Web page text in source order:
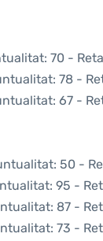
70 -
78 -
67 -
50 -
95 -
87 -
73 -